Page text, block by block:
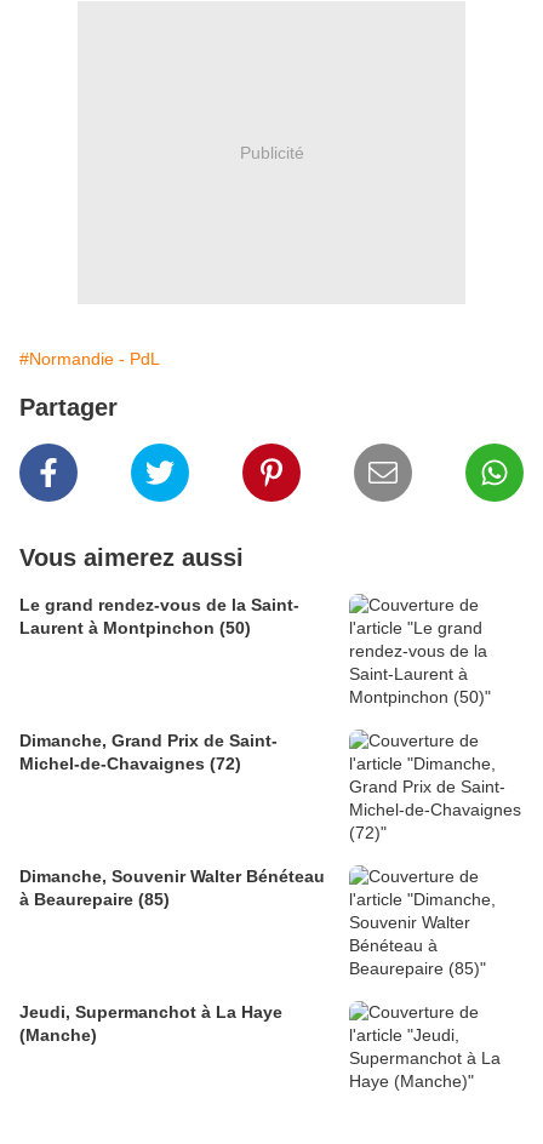
Publicité
#Normandie - PdL
Partager
Vous aimerez aussi
Le grand rendez-vous de la Saint-
Laurent à Montpinchon (50)
Dimanche, Grand Prix de Saint-
Michel-de-Chavaignes (72)
Dimanche, Souvenir Walter Bénéteau
à Beaurepaire (85)
Jeudi, Supermanchot à La Haye
(Manche)